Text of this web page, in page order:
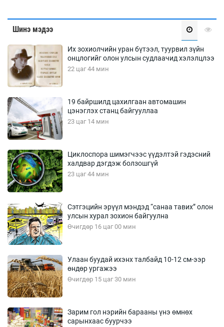
Шинэ мэдээ
Их зохиолчийн уран бүтээл, туурвил зүйн
онцлогийг олон улсын судлаачид хэлэлцлээ
22 цаг 44 мин
19 байршилд цахилгаан автомашин
цэнэглэх станц байгууллаа
23 цаг 14 мин
Циклоспора шимэгчээс үүдэлтэй гэдэсний
халдвар дэгдэж болзошгүй
23 цаг 44 мин
Сэтгэцийн эрүүл мэндэд “санаа тавих” олон
улсын хурал зохион байгуулна
Өчигдөр 16 цаг 00 мин
Улаан буудай ихэнх талбайд 10-12 см-ээр
өндөр ургажээ
Өчигдөр 15 цаг 30 мин
Зарим гол нэрийн барааны үнэ өмнөх
сарынхаас буурчээ